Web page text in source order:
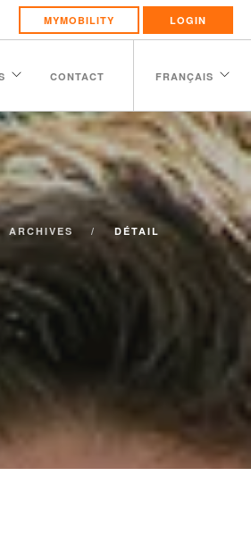
MYMOBILITY LOGIN
CONTACT FRANÇAIS
ARCHIVES DÉTAIL